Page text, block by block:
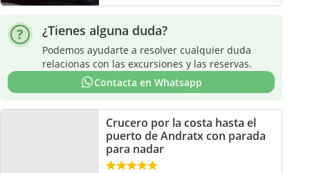
¿Tienes alguna duda?
Podemos ayudarte a resolver cualquier duda
relacionas con las excursiones y las reservas.
Contacta en Whatsapp
Crucero por la costa hasta el
puerto de Andratx con parada
para nadar